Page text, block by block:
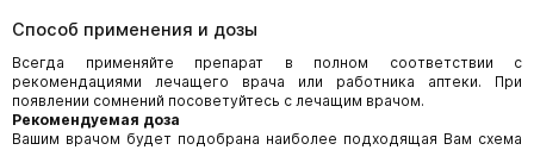
Способ применения и дозы
Всегда применяйте препарат в полном соответствии с
рекомендациями лечащего врача или работника аптеки. При
появлении сомнений посоветуйтесь с лечащим врачом.
Рекомендуемая доза
Вашим врачом будет подобрана наиболее подходящая Вам схема